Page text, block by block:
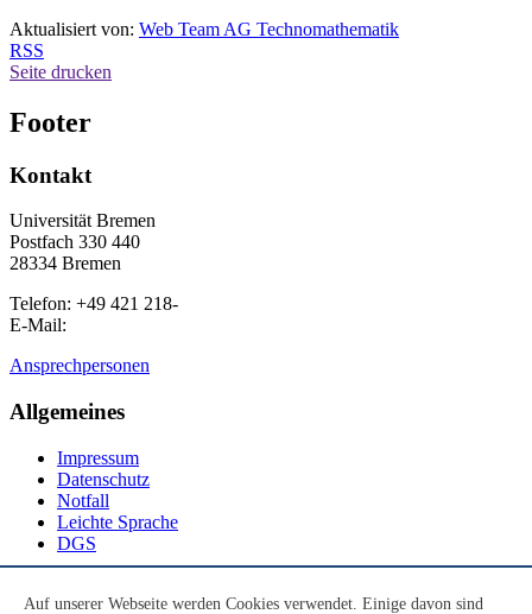
Aktualisiert von: Web Team AG Technomathematik
RSS
Seite drucken
Footer
Kontakt
Universität Bremen
Postfach 330 440
28334 Bremen
Telefon: +49 421 218-
E-Mail:
Ansprechpersonen
Allgemeines
Impressum
Datenschutz
Notfall
Leichte Sprache
DGS
Auf unserer Webseite werden Cookies verwendet. Einige davon sind